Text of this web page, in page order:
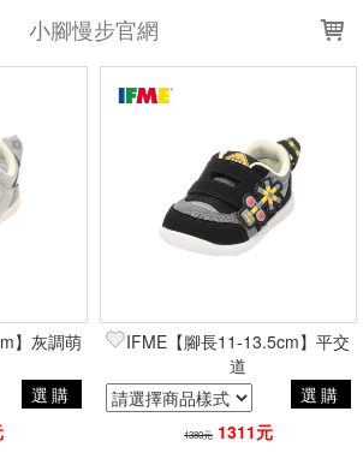
小腳慢步官網
藍
黑藍
米
13 13.5
15
20
】灰調萌
選購
IFME【腳長11-13.5cm】平交
道
選購
1380元 1311元